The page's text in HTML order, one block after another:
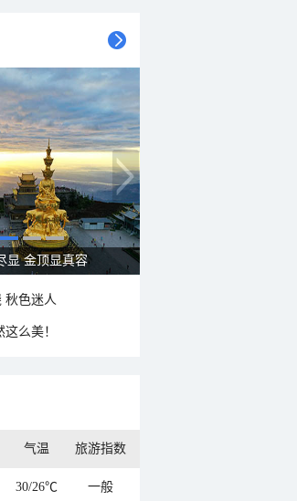
显 金顶显真容
秋色迷人
么美！
气温 旅游指数
30/26℃ 一般